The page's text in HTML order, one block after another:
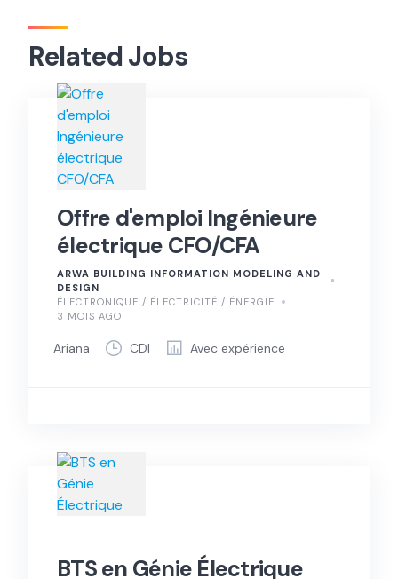
Related Jobs
Offre d'emploi Ingénieure
électrique CFO/CFA
ARWA BUILDING INFORMATION MODELING AND
DESIGN
ÉLECTRONIQUE / ÉLECTRICITÉ / ÉNERGIE
3 MOIS AGO
Ariana CDI Avec expérience
BTS en Génie Électrique